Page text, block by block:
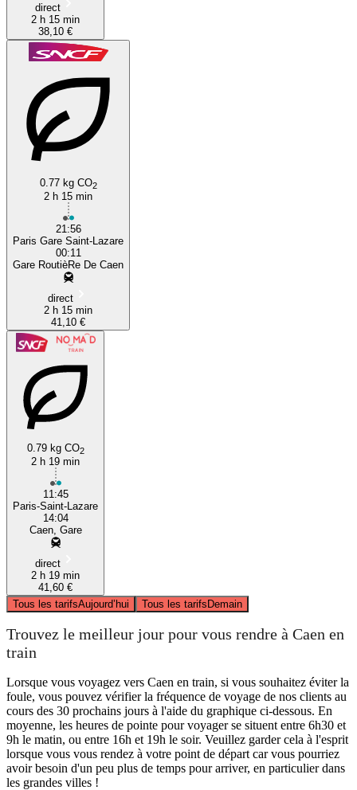
direct
2 h 15 min
38,10 €
0.77 kg CO2
2 h 15 min
21:56
Paris Gare Saint-Lazare
00:11
Gare RoutièRe De Caen
direct
2 h 15 min
41,10 €
0.79 kg CO2
2 h 19 min
11:45
Paris-Saint-Lazare
14:04
Caen, Gare
direct
2 h 19 min
41,60 €
Tous les tarifsAujourd’hui Tous les tarifsDemain
Trouvez le meilleur jour pour vous rendre à Caen en
train
Lorsque vous voyagez vers Caen en train, si vous souhaitez éviter la
foule, vous pouvez vérifier la fréquence de voyage de nos clients au
cours des 30 prochains jours à l'aide du graphique ci-dessous. En
moyenne, les heures de pointe pour voyager se situent entre 6h30 et
9h le matin, ou entre 16h et 19h le soir. Veuillez garder cela à l'esprit
lorsque vous vous rendez à votre point de départ car vous pourriez
avoir besoin d'un peu plus de temps pour arriver, en particulier dans
les grandes villes !